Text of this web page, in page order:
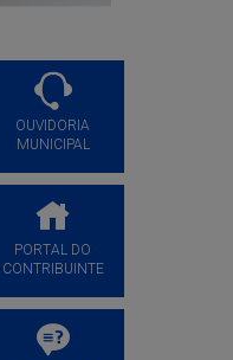
OUVIDORIA
MUNICIPAL
PORTAL DO
CONTRIBUINTE